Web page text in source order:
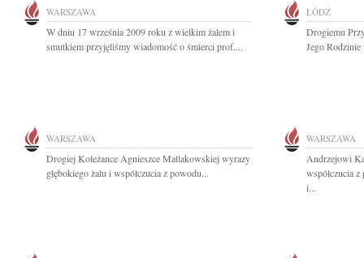
WARSZAWA
W dniu 17 września 2009 roku z wielkim żalem i
smutkiem przyjęliśmy wiadomość o śmierci prof....
ŁÓDŹ
Drogiemu
Jego
WARSZAWA
Drogiej Koleżance Agnieszce Matlakowskiej wyrazy
głębokiego żalu i współczucia z powodu...
WARSZAWA
Andrzejowi
współczucia
i...